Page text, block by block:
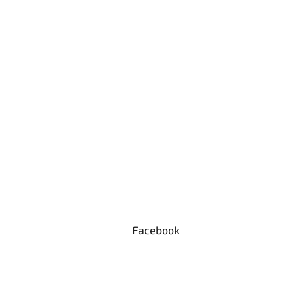
Facebook